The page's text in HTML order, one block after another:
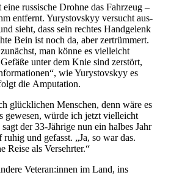
rus­si­sche Drohne das Fahr­zeug –
ent­fernt. Yurys­tovs­kyy ver­sucht aus­
sieht, dass sein rechtes Hand­ge­lenk
Bein ist noch da, aber zer­trüm­mert.
man könne es viel­leicht
unter dem Knie sind zer­stört,
wie Yurys­tovs­kyy es
die Amputation.
glück­li­chen Men­schen, denn wäre es
gewesen, würde ich jetzt viel­leicht
der 33-Jährige nun ein halbes Jahr
und gefasst. „Ja, so war das.
Reise als Versehrter.“
Veteran:innen im Land, ins